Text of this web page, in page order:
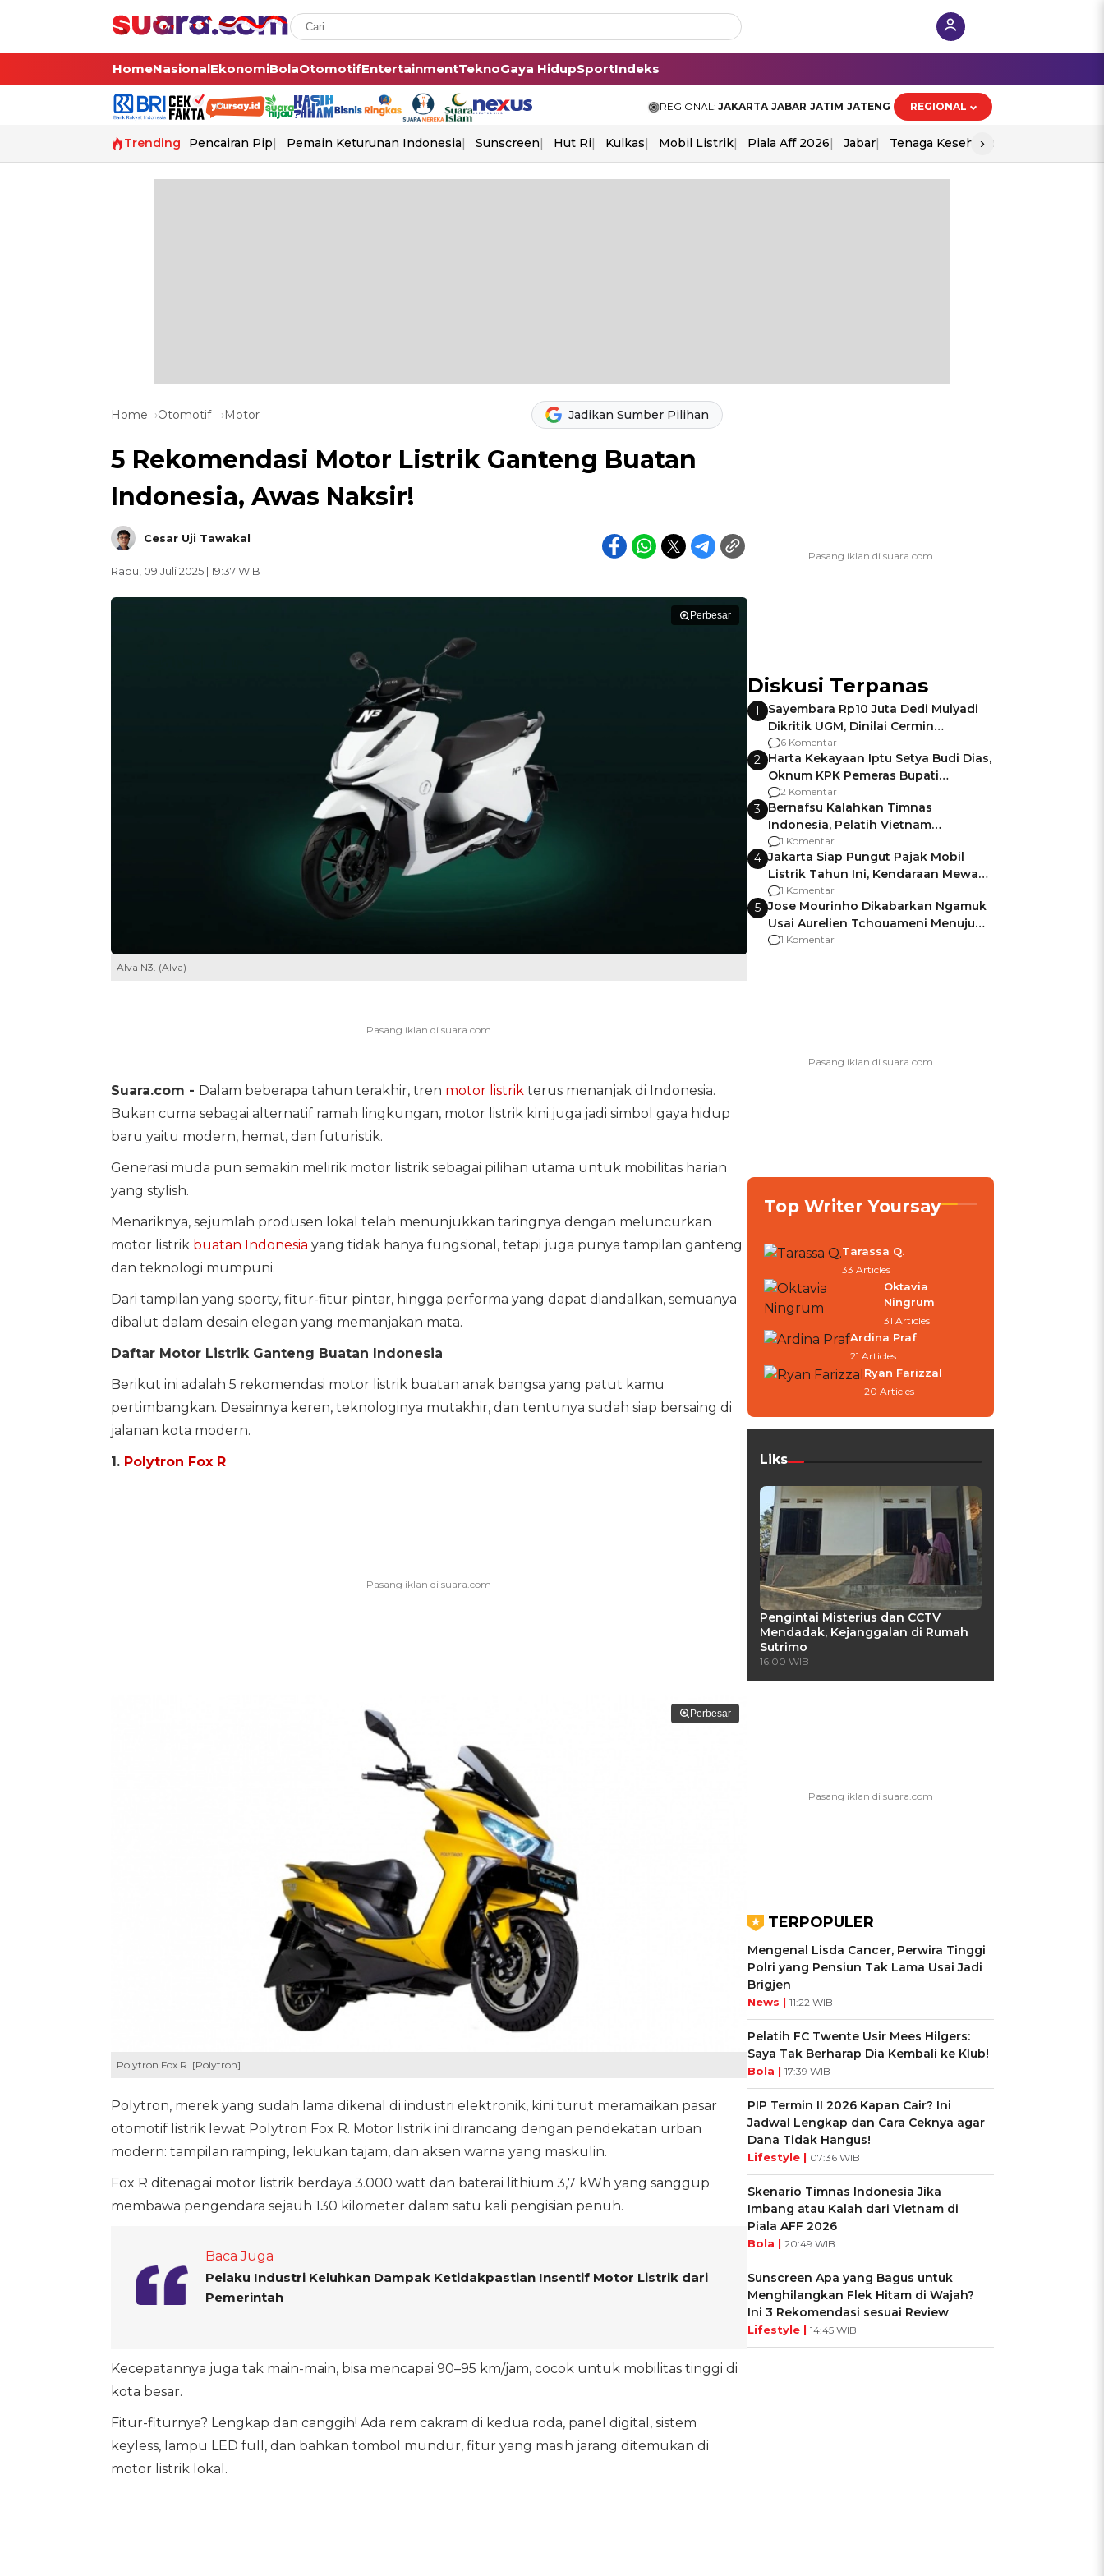
HomeNasionalEkonomiBolaOtomotifEntertainmentTeknoGaya HidupSportIndeks
REGIONAL: JAKARTA JABAR JATIM JATENG REGIONAL
Trending Pencairan Pip Pemain Keturunan Indonesia Sunscreen Hut Ri Kulkas Mobil Listrik Piala Aff 2026 Jabar Tenaga Kesehatan
›
Home Otomotif Motor Jadikan Sumber Pilihan
5 Rekomendasi Motor Listrik Ganteng Buatan
Indonesia, Awas Naksir!
Cesar Uji Tawakal
Rabu, 09 Juli 2025 | 19:37 WIB
Perbesar
Alva N3. (Alva)
Suara.com - Dalam beberapa tahun terakhir, tren motor listrik terus menanjak di Indonesia.
Bukan cuma sebagai alternatif ramah lingkungan, motor listrik kini juga jadi simbol gaya hidup
baru yaitu modern, hemat, dan futuristik.
Generasi muda pun semakin melirik motor listrik sebagai pilihan utama untuk mobilitas harian
yang stylish.
Menariknya, sejumlah produsen lokal telah menunjukkan taringnya dengan meluncurkan
motor listrik buatan Indonesia yang tidak hanya fungsional, tetapi juga punya tampilan ganteng
dan teknologi mumpuni.
Dari tampilan yang sporty, fitur-fitur pintar, hingga performa yang dapat diandalkan, semuanya
dibalut dalam desain elegan yang memanjakan mata.
Daftar Motor Listrik Ganteng Buatan Indonesia
Berikut ini adalah 5 rekomendasi motor listrik buatan anak bangsa yang patut kamu
pertimbangkan. Desainnya keren, teknologinya mutakhir, dan tentunya sudah siap bersaing di
jalanan kota modern.
1. Polytron Fox R
Perbesar
Polytron Fox R. [Polytron]
Polytron, merek yang sudah lama dikenal di industri elektronik, kini turut meramaikan pasar
otomotif listrik lewat Polytron Fox R. Motor listrik ini dirancang dengan pendekatan urban
modern: tampilan ramping, lekukan tajam, dan aksen warna yang maskulin.
Fox R ditenagai motor listrik berdaya 3.000 watt dan baterai lithium 3,7 kWh yang sanggup
membawa pengendara sejauh 130 kilometer dalam satu kali pengisian penuh.
Baca Juga
Pelaku Industri Keluhkan Dampak Ketidakpastian Insentif Motor Listrik dari
Pemerintah
Kecepatannya juga tak main-main, bisa mencapai 90–95 km/jam, cocok untuk mobilitas tinggi di
kota besar.
Fitur-fiturnya? Lengkap dan canggih! Ada rem cakram di kedua roda, panel digital, sistem
keyless, lampu LED full, dan bahkan tombol mundur, fitur yang masih jarang ditemukan di
motor listrik lokal.
Diskusi Terpanas
1
Sayembara Rp10 Juta Dedi Mulyadi
Dikritik UGM, Dinilai Cermin
Gagalnya Negara Jamin Keamanan
6 Komentar
2 Harta Kekayaan Iptu Setya Budi Dias,
Oknum KPK Pemeras Bupati
Pemalang
2 Komentar
3 Bernafsu Kalahkan Timnas
Indonesia, Pelatih Vietnam
Berencana Pakai Jimat di Pakansari
1 Komentar
4 Jakarta Siap Pungut Pajak Mobil
Listrik Tahun Ini, Kendaraan Mewah
Kena hingga 75% PKB
1 Komentar
5 Jose Mourinho Dikabarkan Ngamuk
Usai Aurelien Tchouameni Menuju
Manchester United
1 Komentar
Top Writer Yoursay
Tarassa Q.
33 Articles
Oktavia
Ningrum
31 Articles
Ardina Praf
21 Articles
Ryan Farizzal
20 Articles
Liks
Pengintai Misterius dan CCTV
Mendadak, Kejanggalan di Rumah
Sutrimo
16:00 WIB
TERPOPULER
Mengenal Lisda Cancer, Perwira Tinggi
Polri yang Pensiun Tak Lama Usai Jadi
Brigjen
News | 11:22 WIB
Pelatih FC Twente Usir Mees Hilgers:
Saya Tak Berharap Dia Kembali ke Klub!
Bola | 17:39 WIB
PIP Termin II 2026 Kapan Cair? Ini
Jadwal Lengkap dan Cara Ceknya agar
Dana Tidak Hangus!
Lifestyle | 07:36 WIB
Skenario Timnas Indonesia Jika
Imbang atau Kalah dari Vietnam di
Piala AFF 2026
Bola | 20:49 WIB
Sunscreen Apa yang Bagus untuk
Menghilangkan Flek Hitam di Wajah?
Ini 3 Rekomendasi sesuai Review
Lifestyle | 14:45 WIB